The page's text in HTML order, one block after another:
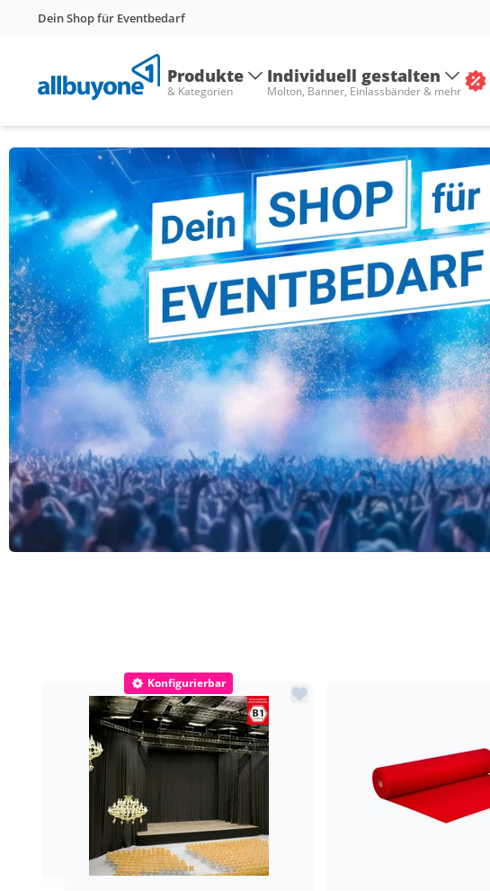
Dein Shop für Eventbedarf
Produkte
& Kategorien
Individuell gestalten
Molton, Banner, Einlassbänder & mehr
Konfigurierbar